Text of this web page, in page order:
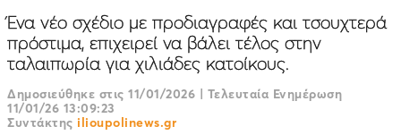
Ένα νέο σχέδιο με προδιαγραφές και τσουχτερά
πρόστιμα, επιχειρεί να βάλει τέλος στην
ταλαιπωρία για χιλιάδες κατοίκους.
Δημοσιεύθηκε στις 11/01/2026 | Τελευταία Ενημέρωση
11/01/26 13:09:23
Συντάκτης ilioupolinews.gr